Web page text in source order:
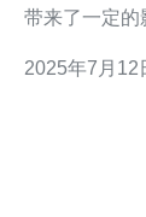
带来了一定的影响。 根据阿里云官方发
务器库存不足
2025年7月12